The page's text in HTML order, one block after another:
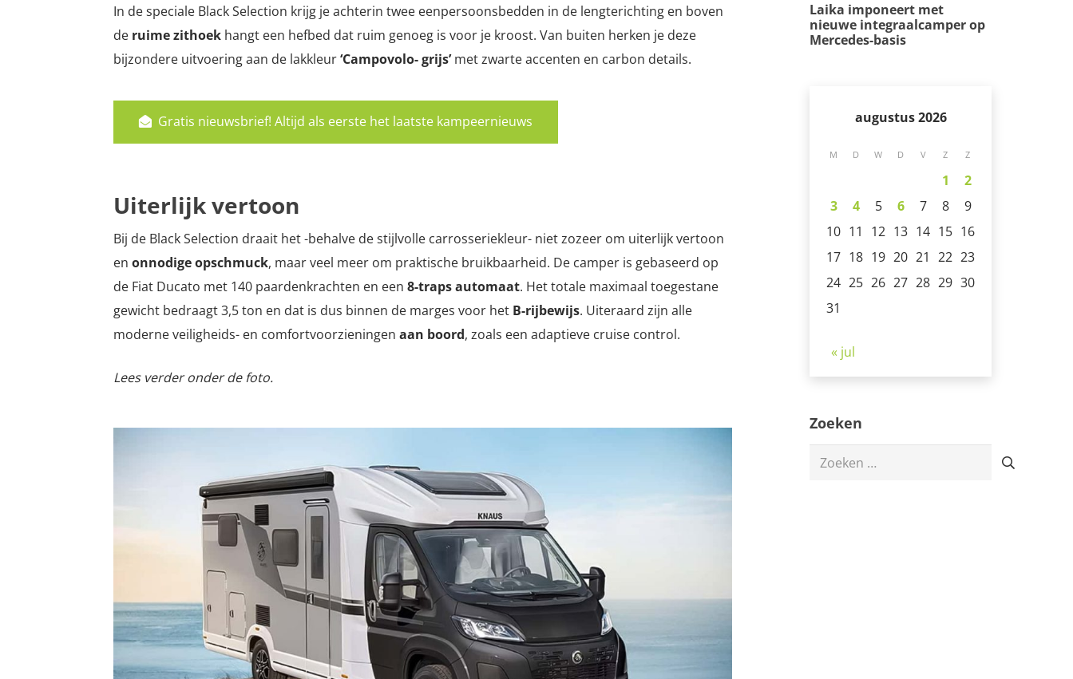
In de speciale Black Selection krijg je achterin twee eenpersoonsbedden in de lengterichting en boven
de ruime zithoek hangt een hefbed dat ruim genoeg is voor je kroost. Van buiten herken je deze
bijzondere uitvoering aan de lakkleur‘Campovolo- grijs’met zwarte accenten en carbon details.
Gratis nieuwsbrief! Altijd als eerste het laatste kampeernieuws
Uiterlijk vertoon
Bij de Black Selection draait het -behalve de stijlvolle carrosseriekleur- niet zozeer om uiterlijk vertoon
en onnodige opschmuck, maar veel meer om praktische bruikbaarheid. De camper is gebaseerd op
de Fiat Ducato met 140 paardenkrachten en een 8-traps automaat. Het totale maximaal toegestane
gewicht bedraagt 3,5 ton en dat is dus binnen de marges voor het B-rijbewijs. Uiteraard zijn alle
moderne veiligheids- en comfortvoorzieningen aan boord, zoals een adaptieve cruise control.
Lees verder onder de foto.
Laika imponeert met
nieuwe integraalcamper op
Mercedes-basis
augustus 2026
M D W D V Z Z
1
2
3
4 5 6 7 8
9
10 11 12 13 14 15 16
17 18 19 20 21 22 23
24 25 26 27 28 29 30
31
« jul
Zoeken
Zoeken